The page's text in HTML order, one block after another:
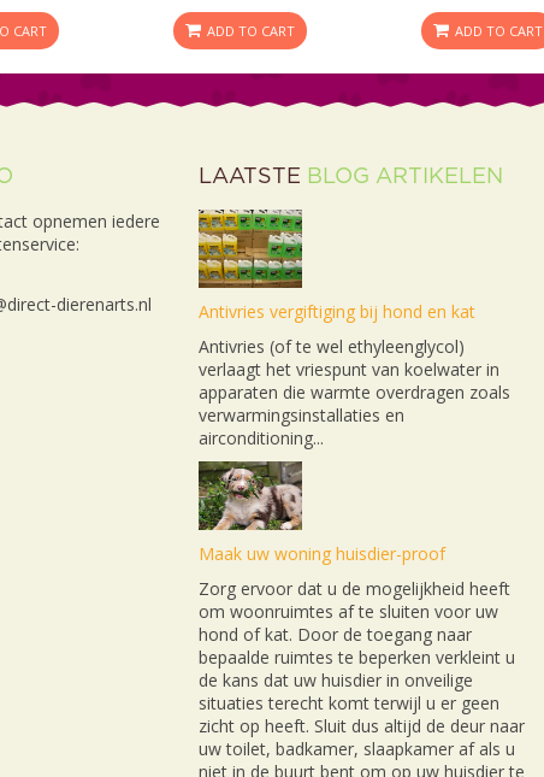
CART ADD TO CART ADD TO CART
opnemen iedere
dierenarts.nl
LAATSTE BLOG ARTIKELEN
Antivries vergiftiging bij hond en kat
Antivries (of te wel ethyleenglycol)
verlaagt het vriespunt van koelwater in
apparaten die warmte overdragen zoals
verwarmingsinstallaties en
airconditioning...
Maak uw woning huisdier-proof
Zorg ervoor dat u de mogelijkheid heeft
om woonruimtes af te sluiten voor uw
hond of kat. Door de toegang naar
bepaalde ruimtes te beperken verkleint u
de kans dat uw huisdier in onveilige
situaties terecht komt terwijl u er geen
zicht op heeft. Sluit dus altijd de deur naar
uw toilet, badkamer, slaapkamer af als u
niet in de buurt bent om op uw huisdier te